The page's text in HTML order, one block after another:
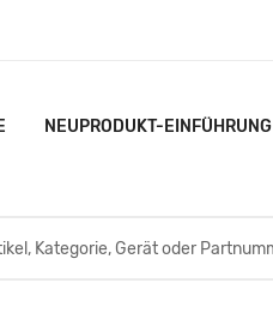
NEUPRODUKT-EINFÜHRUNG